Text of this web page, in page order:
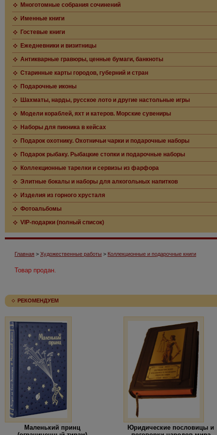
Многотомные собрания сочинений
Именные книги
Гостевые книги
Ежедневники и визитницы
Антикварные гравюры, ценные бумаги, банкноты
Старинные карты городов, губерний и стран
Подарочные иконы
Шахматы, нарды, русское лото и другие настольные игры
Модели кораблей, яхт и катеров. Морские сувениры
Наборы для пикника в кейсах
Подарок охотнику. Охотничьи чарки и подарочные наборы
Подарок рыбаку. Рыбацкие стопки и подарочные наборы
Коллекционные тарелки и сервизы из фарфора
Элитные бокалы и наборы для алкогольных напитков
Изделия из горного хрусталя
Фотоальбомы
VIP-подарки (полный список)
Главная > Художественные работы > Коллекционные и подарочные книги
Товар продан.
РЕКОМЕНДУЕМ
Маленький принц
Юридические пословицы и